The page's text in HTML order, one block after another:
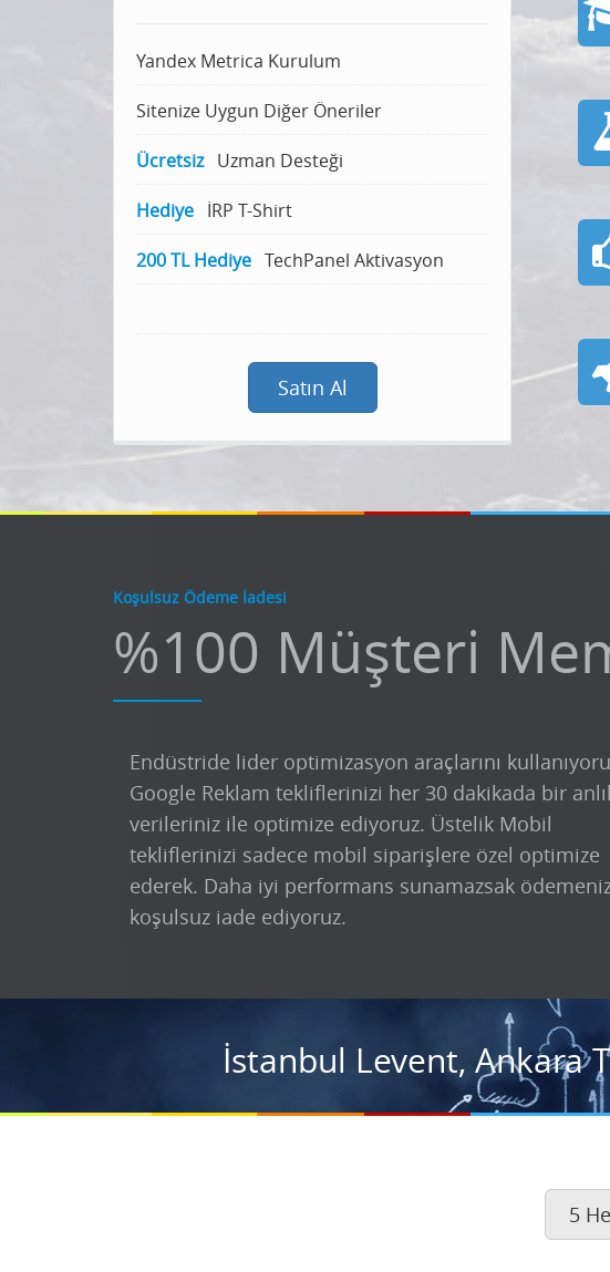
Yandex Metrica Kurulum
Sitenize Uygun Diğer Öneriler
Ücretsiz Uzman Desteği
Hediye İRP T-Shirt
200 TL Hediye TechPanel Aktivasyon
Satın Al
Koşulsuz Ödeme İadesi
%100 Müşteri
Endüstride lider optimizasyon araçlarını
Google Reklam tekliflerinizi her 30 dakikada bir
verileriniz ile optimize ediyoruz. Üstelik Mobil
tekliflerinizi sadece mobil siparişlere özel optimize
ederek. Daha iyi performans sunamazsak
koşulsuz iade ediyoruz.
İstanbul Levent, Ankara
5